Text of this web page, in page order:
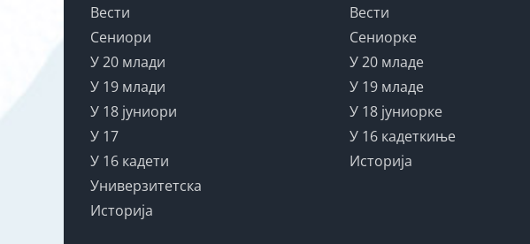
Вести
Сениори
У 20 млади
У 19 млади
У 18 јуниори
У 17
У 16 кадети
Универзитетска
Историја
Вести
Сениорке
У 20 младе
У 19 младе
У 18 јуниорке
У 16 кадеткиње
Историја